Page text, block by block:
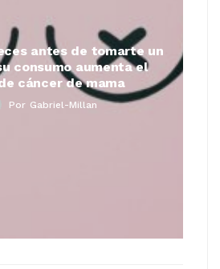
antes de tomarte un
consumo aumenta el
cáncer de mama
Por Gabriel-Millan